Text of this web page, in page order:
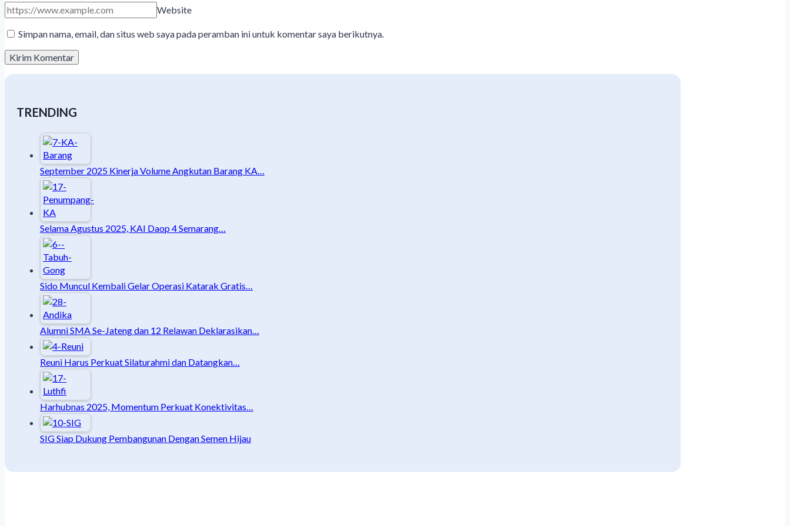
Website
Simpan nama, email, dan situs web saya pada peramban ini untuk komentar saya berikutnya.
TRENDING
September 2025 Kinerja Volume Angkutan Barang KA…
Selama Agustus 2025, KAI Daop 4 Semarang…
Sido Muncul Kembali Gelar Operasi Katarak Gratis…
Alumni SMA Se-Jateng dan 12 Relawan Deklarasikan…
Reuni Harus Perkuat Silaturahmi dan Datangkan…
Harhubnas 2025, Momentum Perkuat Konektivitas…
SIG Siap Dukung Pembangunan Dengan Semen Hijau